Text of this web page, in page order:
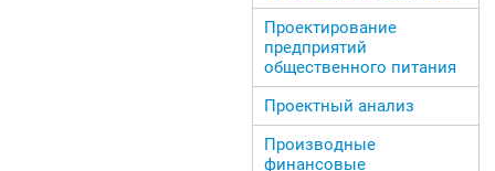
Проектирование
предприятий
общественного питания
Проектный анализ
Производные
финансовые